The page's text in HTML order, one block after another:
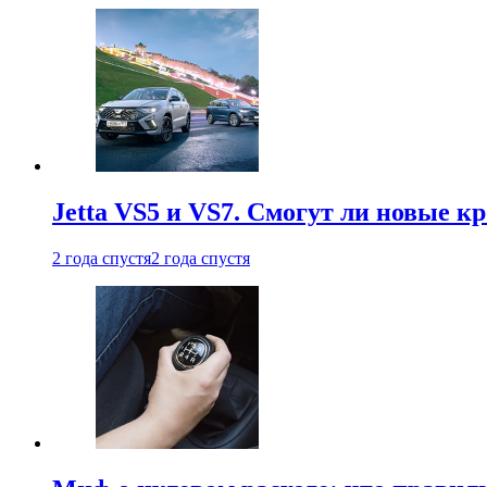
Jetta VS5 и VS7. Смогут ли новые
2 года спустя2 года спустя